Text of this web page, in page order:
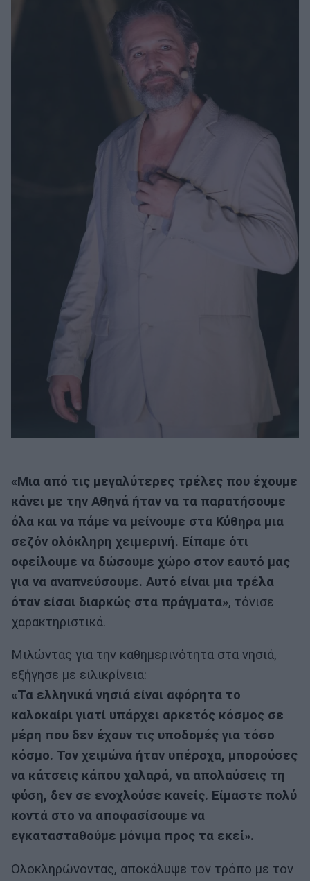
«Μια από τις μεγαλύτερες τρέλες που έχουμε
κάνει με την Αθηνά ήταν να τα παρατήσουμε
όλα και να πάμε να μείνουμε στα Κύθηρα μια
σεζόν ολόκληρη χειμερινή. Είπαμε ότι
οφείλουμε να δώσουμε χώρο στον εαυτό μας
για να αναπνεύσουμε. Αυτό είναι μια τρέλα
όταν είσαι διαρκώς στα πράγματα», τόνισε
χαρακτηριστικά.
Μιλώντας για την καθημερινότητα στα νησιά,
εξήγησε με ειλικρίνεια:
«Τα ελληνικά νησιά είναι αφόρητα το
καλοκαίρι γιατί υπάρχει αρκετός κόσμος σε
μέρη που δεν έχουν τις υποδομές για τόσο
κόσμο. Τον χειμώνα ήταν υπέροχα, μπορούσες
να κάτσεις κάπου χαλαρά, να απολαύσεις τη
φύση, δεν σε ενοχλούσε κανείς. Είμαστε πολύ
κοντά στο να αποφασίσουμε να
εγκατασταθούμε μόνιμα προς τα εκεί».
Ολοκληρώνοντας, αποκάλυψε τον τρόπο με τον